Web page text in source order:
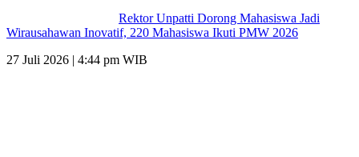
Rektor Unpatti Dorong Mahasiswa Jadi
Wirausahawan Inovatif, 220 Mahasiswa Ikuti PMW 2026
27 Juli 2026 | 4:44 pm WIB